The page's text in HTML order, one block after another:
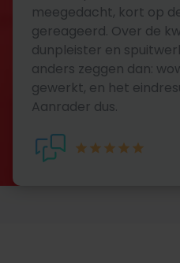
meegedacht, kort op
gereageerd. Over de
dunpleister en
anders zeggen dan:
gewerkt, en het
Aanrader dus.